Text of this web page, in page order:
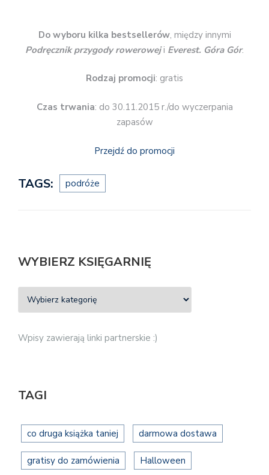
Do wyboru kilka bestsellerów, między innymi
Podręcznik przygody roweroweji Everest. Góra Gór.
Rodzaj promocji: gratis
Czas trwania: do 30.11.2015 r./do wyczerpania
zapasów
Przejdź do promocji
TAGS: podróże
WYBIERZ KSIĘGARNIĘ
Wpisy zawierają linki partnerskie :)
TAGI
co druga książka taniej darmowa dostawa
gratisy do zamówienia Halloween